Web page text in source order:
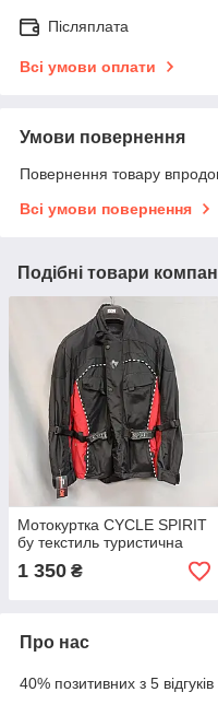
Післяплата
Всі умови оплати
Умови повернення
Повернення товару
Всі умови повернення
Подібні товари
Мотокуртка CYCLE SPIRIT
бу текстиль туристична
1 350 ₴
Про нас
40% позитивних з 5 відгуків